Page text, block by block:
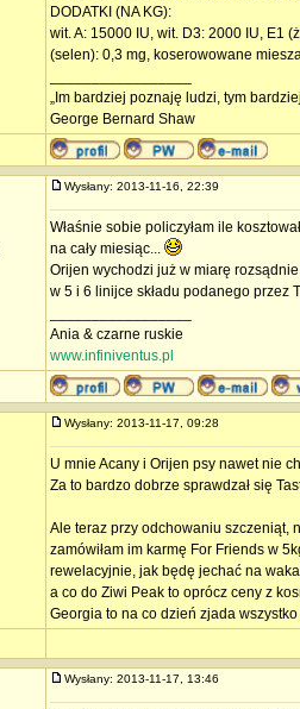
DODATKI (NA KG):
wit. A: 15000 IU, wit. D3: 2000 IU, E1
(selen): 0,3 mg, koserowowane
„Im bardziej poznaję ludzi, tym
George Bernard Shaw
Wysłany: 2013-11-16, 22:39
Właśnie sobie policzyłam ile
na cały miesiąc...
Orijen wychodzi już w miarę
w 5 i 6 linijce składu podanego przez
Ania & czarne ruskie
www.infiniventus.pl
Wysłany: 2013-11-17, 09:28
U mnie Acany i Orijen psy nawet nie
Za to bardzo dobrze sprawdzał się
Ale teraz przy odchowaniu szczeniąt,
zamówiłam im karmę For Friends w
rewelacyjnie, jak będę jechać na
a co do Ziwi Peak to oprócz ceny z
Georgia to na co dzień zjada
Wysłany: 2013-11-17, 13:46